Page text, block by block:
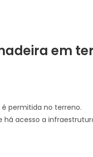
em
permitida no terreno.
acesso a